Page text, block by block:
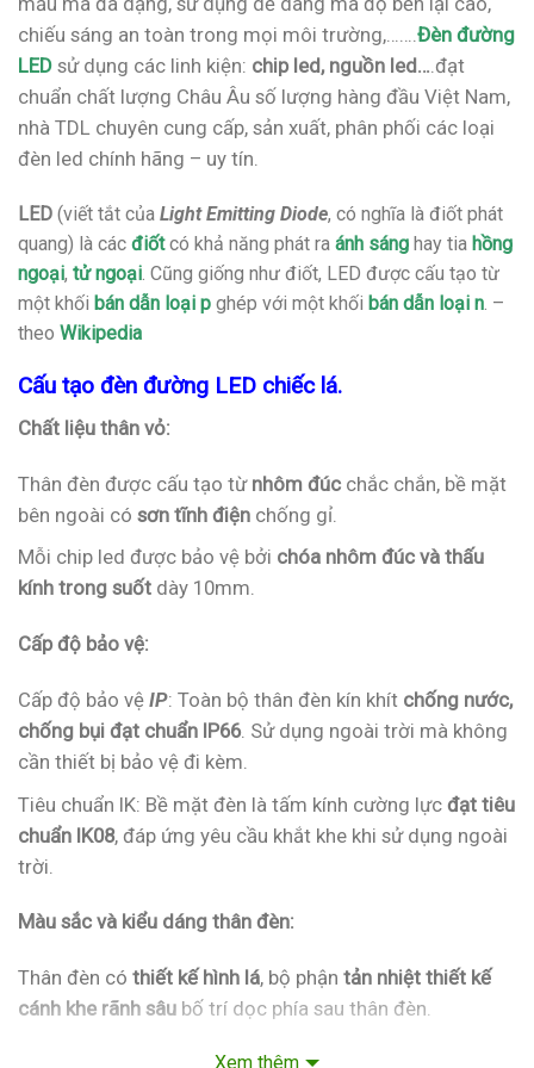
chiếu sáng an toàn trong mọi môi trường,……. Đèn đường
LED sử dụng các linh kiện: chip led, nguồn led… .đạt
chuẩn chất lượng Châu Âu số lượng hàng đầu Việt Nam,
nhà TDL chuyên cung cấp, sản xuất, phân phối các loại
đèn led chính hãng – uy tín.
LED (viết tắt của Light Emitting Diode, có nghĩa là điốt phát
quang) là các điốtcó khả năng phát ra ánh sáng hay tia hồng
ngoại, tử ngoại . Cũng giống như điốt, LED được cấu tạo từ
một khối bán dẫn loại p ghép với một khối bán dẫn loại n . –
theo Wikipedia
Cấu tạo đèn đường LED chiếc lá.
Chất liệu thân vỏ:
Thân đèn được cấu tạo từ nhôm đúc chắc chắn, bề mặt
bên ngoài có sơn tĩnh điện chống gỉ.
Mỗi chip led được bảo vệ bởi chóa nhôm đúc và thấu
kính trong suốt dày 10mm.
Cấp độ bảo vệ:
Cấp độ bảo vệ IP: Toàn bộ thân đèn kín khít chống nước,
chống bụi đạt chuẩn IP66. Sử dụng ngoài trời mà không
cần thiết bị bảo vệ đi kèm.
Tiêu chuẩn IK: Bề mặt đèn là tấm kính cường lực đạt tiêu
chuẩn IK08, đáp ứng yêu cầu khắt khe khi sử dụng ngoài
trời.
Màu sắc và kiểu dáng thân đèn:
Thân đèn có thiết kế hình lá, bộ phận tản nhiệt thiết kế
cánh khe rãnh sâu bố trí dọc phía sau thân đèn.
Vỏ đèn được sơn tĩnh điện
màu đen hoặc màu xám
Xem thêm